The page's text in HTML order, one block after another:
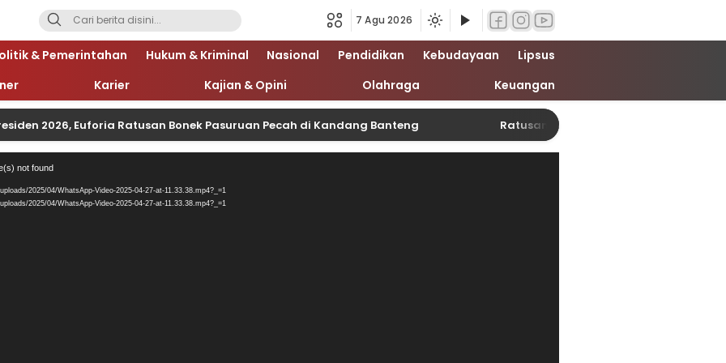
7 Agu 2026
& Pemerintahan Hukum & Kriminal Nasional Pendidikan Kebudayaan
Lipsus
Karier Kajian & Opini Olahraga Keuangan
2026, Euforia Ratusan Bonek Pasuruan Pecah di Kandang Banteng Ratusan Bonek Pasuruan Nobar Final
not found
2025/04/WhatsApp-Video-2025-04-27-at-11.33.38.mp4?_=1
2025/04/WhatsApp-Video-2025-04-27-at-11.33.38.mp4?_=1